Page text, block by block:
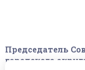
Председатель
городского